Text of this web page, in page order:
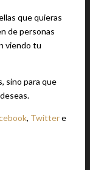
que quieras
de personas
viendo tu
sino para que
, Twittere